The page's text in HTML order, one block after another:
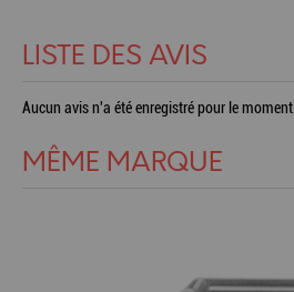
LISTE DES AVIS
Aucun avis n'a été enregistré pour le moment.
MÊME MARQUE